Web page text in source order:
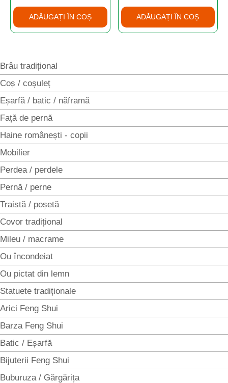
ADĂUGAȚI ÎN COȘ ADĂUGAȚI ÎN COȘ
Brâu tradițional
Coș / coșuleț
Eșarfă / batic / năframă
Față de pernă
Haine românești - copii
Mobilier
Perdea / perdele
Pernă / perne
Traistă / poșetă
Covor tradițional
Mileu / macrame
Ou încondeiat
Ou pictat din lemn
Statuete tradiționale
Arici Feng Shui
Barza Feng Shui
Batic / Eșarfă
Bijuterii Feng Shui
Buburuza / Gărgărița